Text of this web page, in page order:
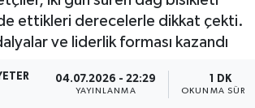
ettikleri derecelerle dikkat çekti.
ve liderlik forması kazandı
04.07.2026 - 22:29
YAYINLANMA
1 DK
OKUNMA